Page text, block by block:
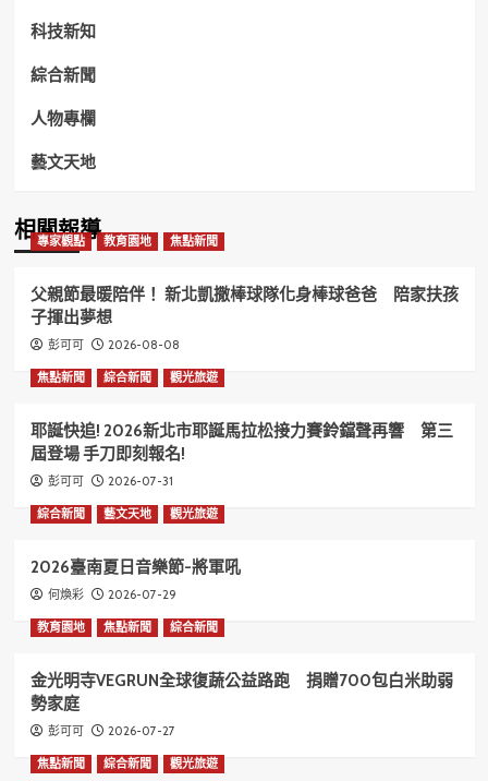
科技新知
綜合新聞
人物專欄
藝文天地
相關報導
專家觀點 教育園地 焦點新聞
父親節最暖陪伴！ 新北凱撒棒球隊化身棒球爸爸 陪家扶孩
子揮出夢想
彭可可 2026-08-08
焦點新聞 綜合新聞 觀光旅遊
耶誕快追! 2026新北市耶誕馬拉松接力賽鈴鐺聲再響 第三
屆登場 手刀即刻報名!
彭可可 2026-07-31
綜合新聞 藝文天地 觀光旅遊
2026臺南夏日音樂節-將軍吼
何煥彩 2026-07-29
教育園地 焦點新聞 綜合新聞
金光明寺VEGRUN全球復蔬公益路跑 捐贈700包白米助弱
勢家庭
彭可可 2026-07-27
焦點新聞 綜合新聞 觀光旅遊